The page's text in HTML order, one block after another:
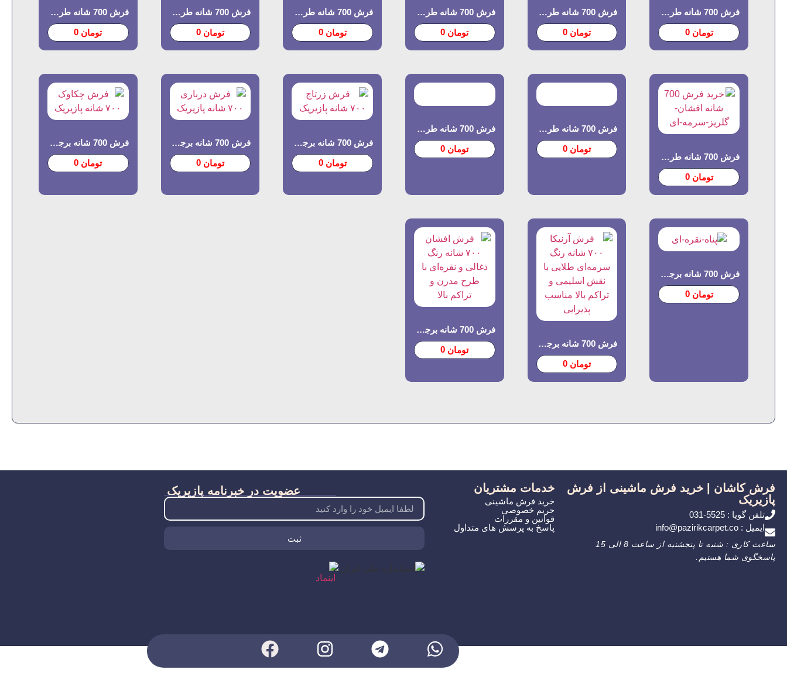
فرش 700 شانه طرح افروز
تومان 0
فرش 700 شانه طرح آذرنوش
تومان
فرش 700 شانه طرح آوا
تومان
فرش 700 شانه طرح آرشیدا
تومان 0
فرش 700 شانه طرح اطلسی
تومان
فرش 700 شانه طرح النا
تومان
فرش 700 شانه طرح افشان گلریز
تومان 0
فرش 700 شانه طرح یلدا
تومان
فرش 700 شانه طرح صنوبر
تومان
فرش 700 شانه برجسته طرح زرتاج
تومان 0
فرش 700 شانه برجسته طرح درباری
تومان
فرش 700 شانه برجسته طرح چکاوک
تومان
فرش 700 شانه برجسته طرح پناه
تومان 0
فرش 700 شانه برجسته طرح آرنیکا
تومان
فرش 700 شانه برجسته طرح افشان
تومان
فرش کاشان | خرید فرش ماشینی از فرش
پازیریک
تلفن گویا : 5525-031
ایمیل : info@pazirikcarpet.co
ساعت کاری : شنبه تا پنجشنبه از ساعت 8 الی 15
پاسخگوی شما هستیم.
خدمات مشتریان
خرید فرش ماشینی
حریم خصوصی
قوانین و مقررات
پاسخ به پرسش های متداول
عضویت در خبرنامه پازیریک
ثبت